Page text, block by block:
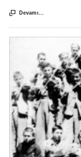
 Devamı...